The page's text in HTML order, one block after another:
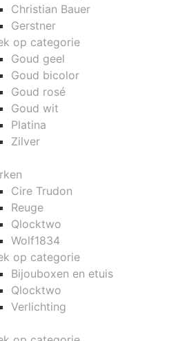
Christian Bauer
Gerstner
op categorie
Goud geel
Goud bicolor
Goud rosé
Goud wit
Platina
Zilver
Cire Trudon
Reuge
Qlocktwo
Wolf1834
op categorie
Bijouboxen en etuis
Qlocktwo
Verlichting